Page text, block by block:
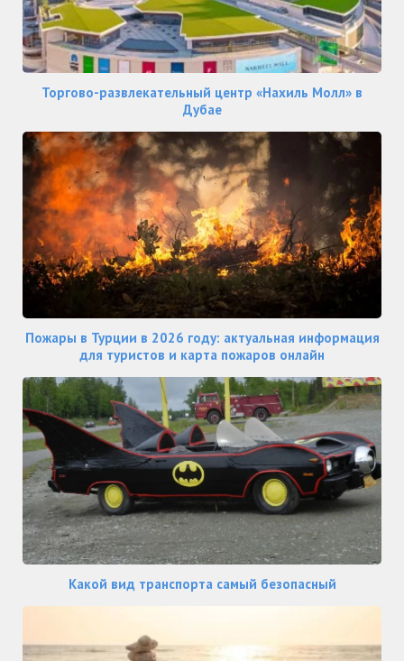
Торгово-развлекательный центр «Нахиль Молл» в
Дубае
Пожары в Турции в 2026 году: актуальная информация
для туристов и карта пожаров онлайн
Какой вид транспорта самый безопасный